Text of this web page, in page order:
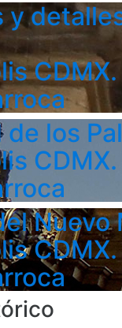
y
CDMX.
de los
CDMX.
Nuevo
CDMX.